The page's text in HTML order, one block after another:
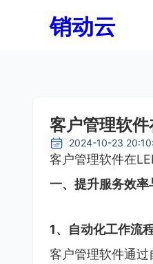
销动云
客户管理软
2024-10-23
客户管理软件在
一、提升服务效率
1、自动化工作流
客户管理软件通